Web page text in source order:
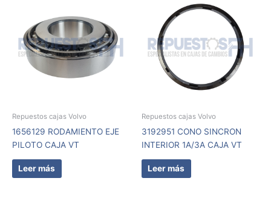
Repuestos cajas Volvo
1656129 RODAMIENTO EJE
PILOTO CAJA VT
Leer más
Repuestos cajas Volvo
3192951 CONO SINCRON
INTERIOR 1A/3A CAJA VT
Leer más